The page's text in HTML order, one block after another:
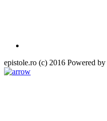
epistole.ro (c) 2016 Powered by